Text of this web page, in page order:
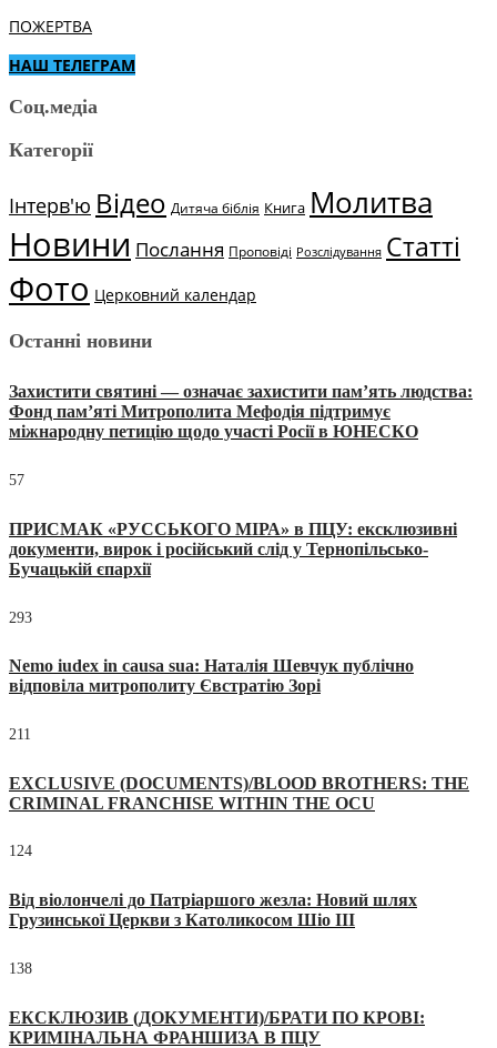
ПОЖЕРТВА
НАШ ТЕЛЕГРАМ
Соц.медіа
Категорії
Інтерв'ю Відео Дитяча біблія Книга Молитва
Новини Послання Проповіді Розслідування Статті
Фото Церковний календар
Останні новини
Захистити святині — означає захистити пам’ять людства:
Фонд пам’яті Митрополита Мефодія підтримує
міжнародну петицію щодо участі Росії в ЮНЕСКО
57
ПРИСМАК «РУССЬКОГО МІРА» в ПЦУ: ексклюзивні
документи, вирок і російський слід у Тернопільсько-
Бучацькій єпархії
293
Nemo iudex in causa sua: Наталія Шевчук публічно
відповіла митрополиту Євстратію Зорі
211
EXCLUSIVE (DOCUMENTS)/BLOOD BROTHERS: THE
CRIMINAL FRANCHISE WITHIN THE OCU
124
Від віолончелі до Патріаршого жезла: Новий шлях
Грузинської Церкви з Католикосом Шіо III
138
ЕКСКЛЮЗИВ (ДОКУМЕНТИ)/БРАТИ ПО КРОВІ:
КРИМІНАЛЬНА ФРАНШИЗА В ПЦУ